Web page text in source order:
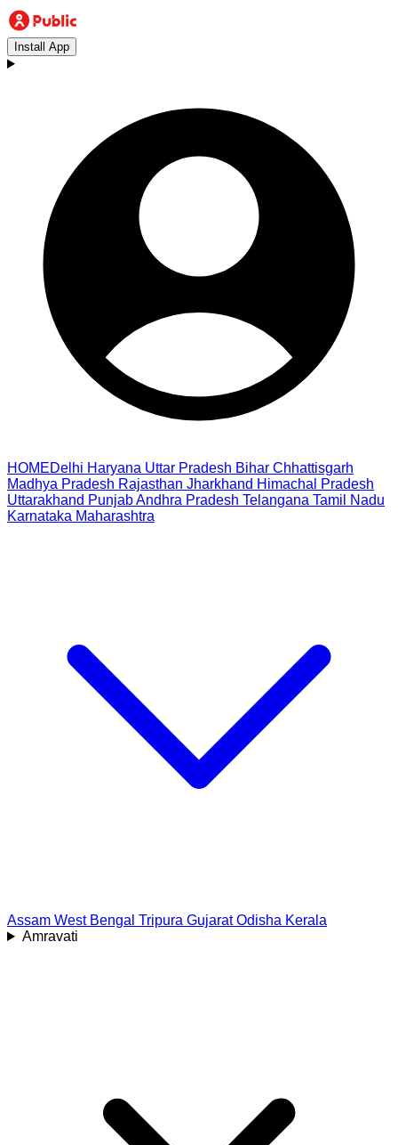
Install App
HOMEDelhi Haryana Uttar Pradesh Bihar Chhattisgarh
Madhya Pradesh Rajasthan Jharkhand Himachal Pradesh
Uttarakhand PunjabAndhra Pradesh Telangana Tamil Nadu
Karnataka Maharashtra
Assam West Bengal Tripura Gujarat Odisha Kerala
Amravati